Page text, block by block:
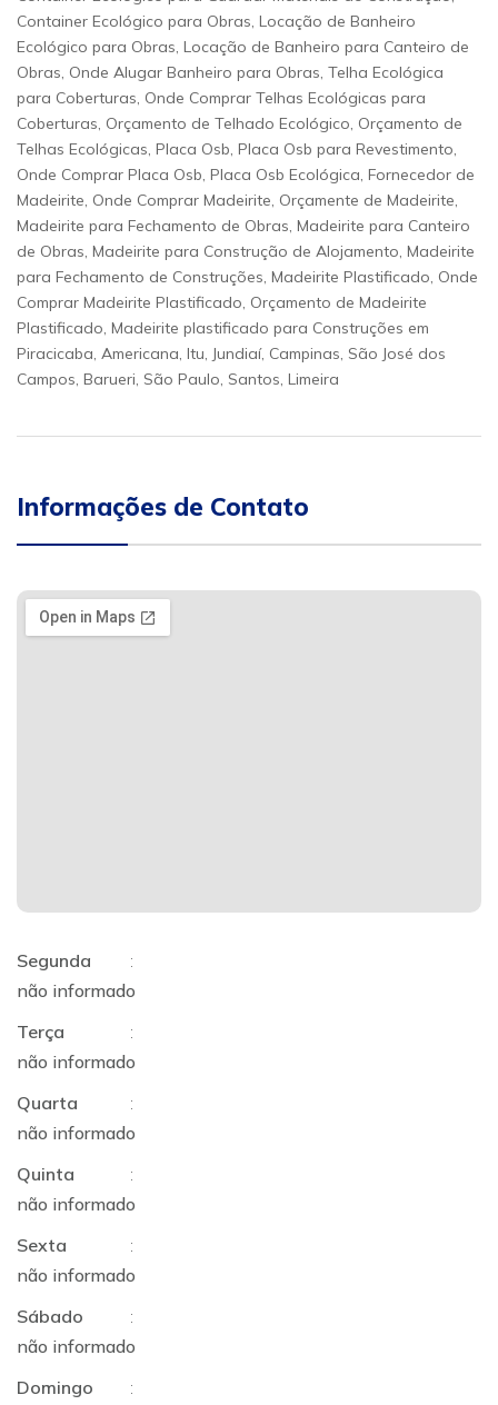
Container Ecológico para Obras, Locação de Banheiro
Ecológico para Obras, Locação de Banheiro para Canteiro de
Obras, Onde Alugar Banheiro para Obras, Telha Ecológica
para Coberturas, Onde Comprar Telhas Ecológicas para
Coberturas, Orçamento de Telhado Ecológico, Orçamento de
Telhas Ecológicas, Placa Osb, Placa Osb para Revestimento,
Onde Comprar Placa Osb, Placa Osb Ecológica, Fornecedor de
Madeirite, Onde Comprar Madeirite, Orçamente de Madeirite,
Madeirite para Fechamento de Obras, Madeirite para Canteiro
de Obras, Madeirite para Construção de Alojamento, Madeirite
para Fechamento de Construções, Madeirite Plastificado, Onde
Comprar Madeirite Plastificado, Orçamento de Madeirite
Plastificado, Madeirite plastificado para Construções em
Piracicaba, Americana, Itu, Jundiaí, Campinas, São José dos
Campos, Barueri, São Paulo, Santos, Limeira
Informações de Contato
Segunda
:
não informado
Terça
:
não informado
Quarta
:
não informado
Quinta
:
não informado
Sexta
:
não informado
Sábado
:
não informado
Domingo
: